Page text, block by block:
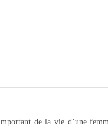
de la vie d’une